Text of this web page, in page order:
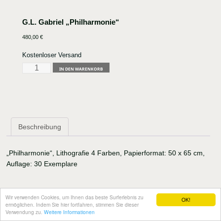
OK!
Wir verwenden Cookies, um Ihnen das beste Surferlebnis zu
ermöglichen. Indem Sie hier fortfahren, stimmen Sie dieser
Verwendung zu. Weitere Informationen
G.L. Gabriel „Philharmonie“
480,00€
Kostenloser Versand
G.L.
IN DEN WARENKORB
Beschreibung
„Philharmonie“, Lithografie 4 Farben, Papierformat: 50 x 65 cm,
Auflage: 30 Exemplare